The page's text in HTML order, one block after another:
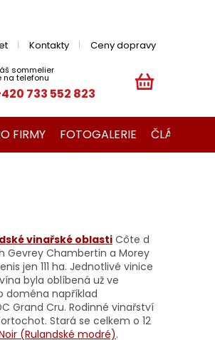
733 552 823
Kontakty Ceny dopravy
KOŠÍK
FIRMY FOTOGALERIE ČLÁNKY O
vinařské oblastiCôte d
Gevrey Chambertin a Morey
jen 111 ha. Jednotlivé vinice
byla oblíbená už ve
doména například
Grand Cru. Rodinné vinařství
Stará se celkem o 12
(Rulandské modré).